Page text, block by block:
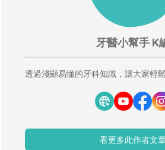
牙醫小幫手 K
透過淺顯易懂的牙科知識，讓大家輕
看更多此作者文